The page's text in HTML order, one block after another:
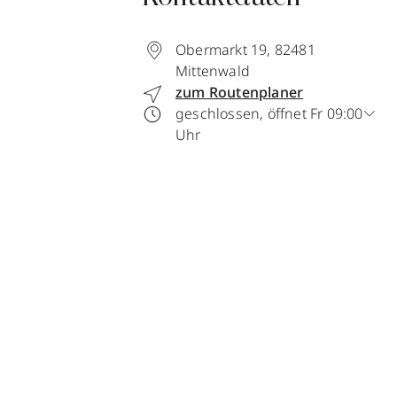
Obermarkt 19, 82481
Mittenwald
zum Routenplaner
geschlossen, öffnet Fr 09:00
Uhr